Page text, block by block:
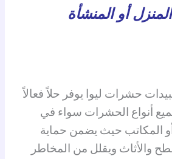
أو المنشأة
حشرات ليوا يوفر حلاً فعالاً
أنواع الحشرات سواء في
أو المكاتب حيث يضمن حماية
والأثاث ويقلل من المخاطر